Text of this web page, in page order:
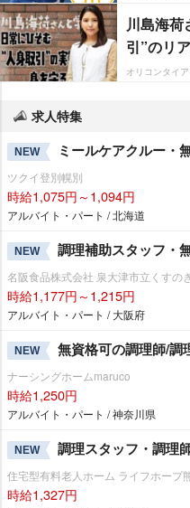
川島海荷
引”のリ
オリコンタイ
求人特集
NEW ミールケアクルー・
ツクイ登別幌別
時給1,075円～1,094円
アルバイト・パート / 北海道
NEW 調理補助スタッフ・
名阪食品株式会社 泉大津市立くすの
時給1,177円～1,215円
アルバイト・パート / 大阪府
NEW 無資格可の調理師/調
ナーシングホームmaruco
時給1,250円
アルバイト・パート / 神奈川県
NEW 調理スタッフ・調理
住宅型有料老人ホーム ライフホープ
時給1,327円